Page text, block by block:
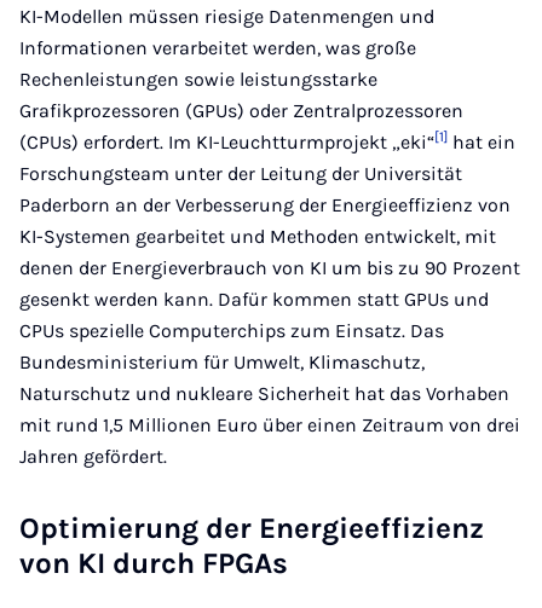
KI-Modellen müssen riesige Datenmengen und
Informationen verarbeitet werden, was große
Rechenleistungen sowie leistungsstarke
Grafikprozessoren (GPUs) oder Zentralprozessoren
(CPUs) erfordert. Im KI-Leuchtturmprojekt „eki“[1] hat ein
Forschungsteam unter der Leitung der Universität
Paderborn an der Verbesserung der Energieeffizienz von
KI-Systemen gearbeitet und Methoden entwickelt, mit
denen der Energieverbrauch von KI um bis zu 90 Prozent
gesenkt werden kann. Dafür kommen statt GPUs und
CPUs spezielle Computerchips zum Einsatz. Das
Bundesministerium für Umwelt, Klimaschutz,
Naturschutz und nukleare Sicherheit hat das Vorhaben
mit rund 1,5 Millionen Euro über einen Zeitraum von drei
Jahren gefördert.
Optimierung der Energieeffizienz
von KI durch FPGAs